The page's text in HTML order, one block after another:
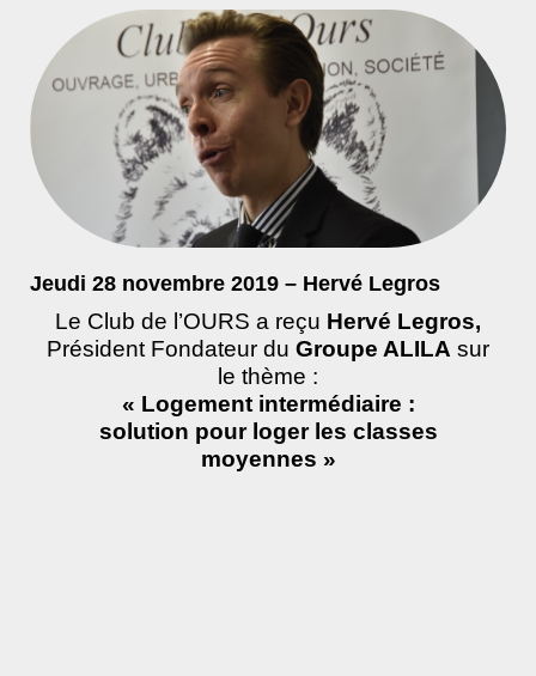
Jeudi 28 novembre 2019 – Hervé Legros
Le Club de l’OURS a reçu Hervé Legros,
Président Fondateur du Groupe ALILA sur
le thème :
« Logement intermédiaire :
solution pour loger les classes
moyennes »